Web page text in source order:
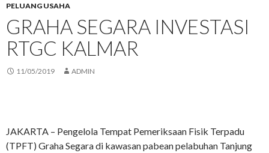
PELUANG USAHA
GRAHA SEGARA INVESTASI
RTGC KALMAR
11/05/2019 ADMIN
JAKARTA – Pengelola Tempat Pemeriksaan Fisik Terpadu
(TPFT) Graha Segara di kawasan pabean pelabuhan Tanjung